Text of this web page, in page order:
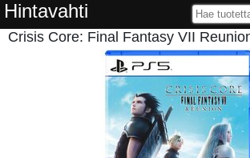
Hintavahti
Crisis Core: Final Fantasy VII